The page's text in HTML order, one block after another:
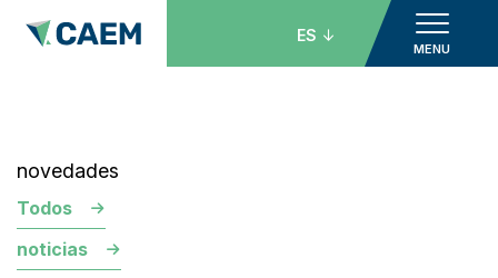
MENU
ES
novedades
Todos
noticias